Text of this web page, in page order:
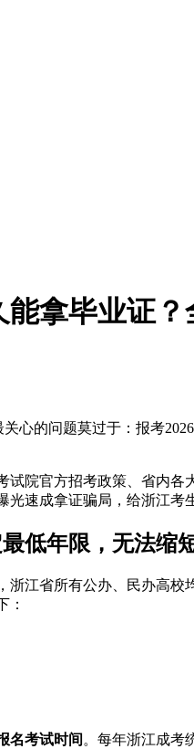
拿毕业证
心的问题莫过于：报考
院官方招考政策、省内
速成拿证骗局，给浙江考
低年限，无法缩
江省所有公办、民办高校
：
名考试时间 。每年浙江成考